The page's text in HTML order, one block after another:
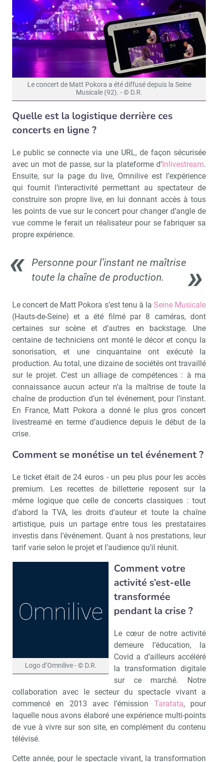
Le concert de Matt Pokora a été diffusé depuis la Seine
Musicale (92). - © D.R.
Quelle est la logistique derrière ces
concerts en ligne ?
Le public se connecte via une URL, de façon sécurisée
avec un mot de passe, sur la plateforme d’Inlivestream.
Ensuite, sur la page du live, Omnilive est l’expérience
qui fournit l’interactivité permettant au spectateur de
construire son propre live, en lui donnant accès à tous
les points de vue sur le concert pour changer d’angle de
vue comme le ferait un réalisateur pour se fabriquer sa
propre expérience.
Personne pour l’instant ne maîtrise
toute la chaîne de production.
Le concert de Matt Pokora s’est tenu à la Seine Musicale
(Hauts-de-Seine) et a été filmé par 8 caméras, dont
certaines sur scène et d’autres en backstage. Une
centaine de techniciens ont monté le décor et conçu la
sonorisation, et une cinquantaine ont exécuté la
production. Au total, une dizaine de sociétés ont travaillé
sur le projet. C’est un alliage de compétences : à ma
connaissance aucun acteur n’a la maîtrise de toute la
chaîne de production d’un tel événement, pour l’instant.
En France, Matt Pokora a donné le plus gros concert
livestreamé en terme d’audience depuis le début de la
crise.
Comment se monétise un tel événement ?
Le ticket était de 24 euros - un peu plus pour les accès
premium. Les recettes de billetterie reposent sur la
même logique que celle de concerts classiques : tout
d’abord la TVA, les droits d’auteur et toute la chaîne
artistique, puis un partage entre tous les prestataires
investis dans l’événement. Quant à nos prestations, leur
tarif varie selon le projet et l’audience qu’il réunit.
Logo d’Omnilive - © D.R.
Comment votre
activité s’est-elle
transformée
pendant la crise ?
Le cœur de notre activité
demeure l’éducation, la
Covid a d’ailleurs accéléré
la transformation digitale
sur ce marché. Notre
collaboration avec le secteur du spectacle vivant a
commencé en 2013 avec l’émission Taratata, pour
laquelle nous avons élaboré une expérience multi-points
de vue à vivre sur son site, en complément du contenu
télévisé.
Cette année, pour le spectacle vivant, la transformation